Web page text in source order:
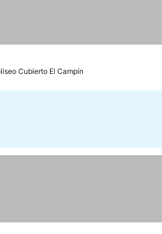
Cubierto El Campín